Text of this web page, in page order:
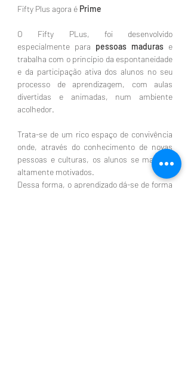
Fifty Plus agora é Prime
O Fifty PLus, foi desenvolvido
especialmente para pessoas maduras e
trabalha com o princípio da espontaneidade
e da participação ativa dos alunos no seu
processo de aprendizagem, com aulas
divertidas e animadas, num ambiente
acolhedor.
Trata-se de um rico espaço de convivência
onde, através do conhecimento de novas
pessoas e culturas, os alunos se mantêm
altamente motivados.
Dessa forma, o aprendizado dá-se de forma